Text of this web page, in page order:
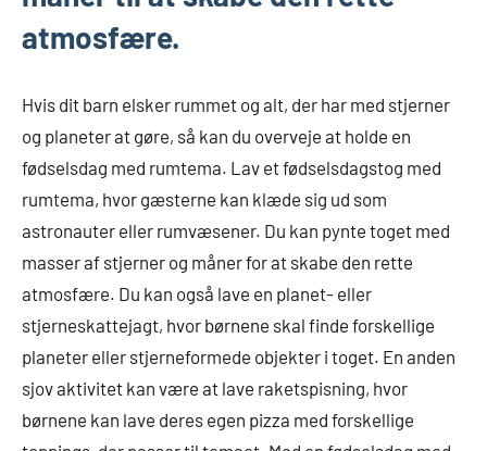
atmosfære.
Hvis dit barn elsker rummet og alt, der har med stjerner
og planeter at gøre, så kan du overveje at holde en
fødselsdag med rumtema. Lav et fødselsdagstog med
rumtema, hvor gæsterne kan klæde sig ud som
astronauter eller rumvæsener. Du kan pynte toget med
masser af stjerner og måner for at skabe den rette
atmosfære. Du kan også lave en planet- eller
stjerneskattejagt, hvor børnene skal finde forskellige
planeter eller stjerneformede objekter i toget. En anden
sjov aktivitet kan være at lave raketspisning, hvor
børnene kan lave deres egen pizza med forskellige